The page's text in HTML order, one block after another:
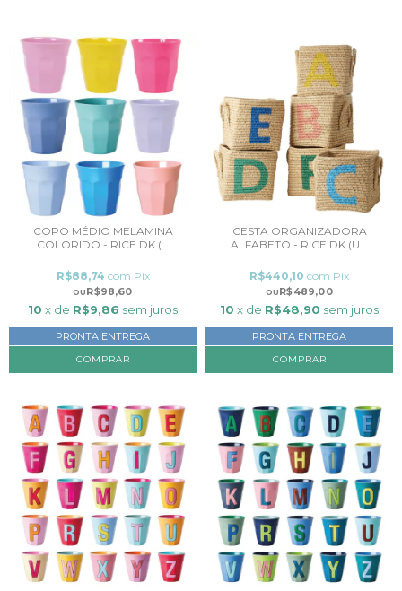
COPO MÉDIO MELAMINA
COLORIDO - RICE DK (...
R$98,60
R$88,74 com Pix
10 x de R$9,86 sem juros
PRONTA ENTREGA
COMPRAR
CESTA ORGANIZADORA
ALFABETO - RICE DK (U...
R$489,00
R$440,10 com Pix
10 x de R$48,90 sem juros
PRONTA ENTREGA
COMPRAR